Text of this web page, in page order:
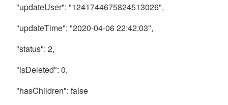
"updateUser": "1241744675824513026",
"updateTime": "2020-04-06 22:42:03",
"status": 2,
"isDeleted": 0,
"hasChildren": false